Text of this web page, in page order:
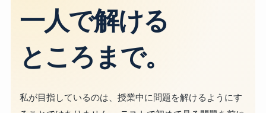
一人で解ける
ところまで。
私が目指しているのは、授業中に問題を解けるようにす